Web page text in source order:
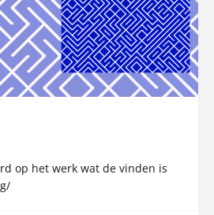
op het werk wat de vinden is